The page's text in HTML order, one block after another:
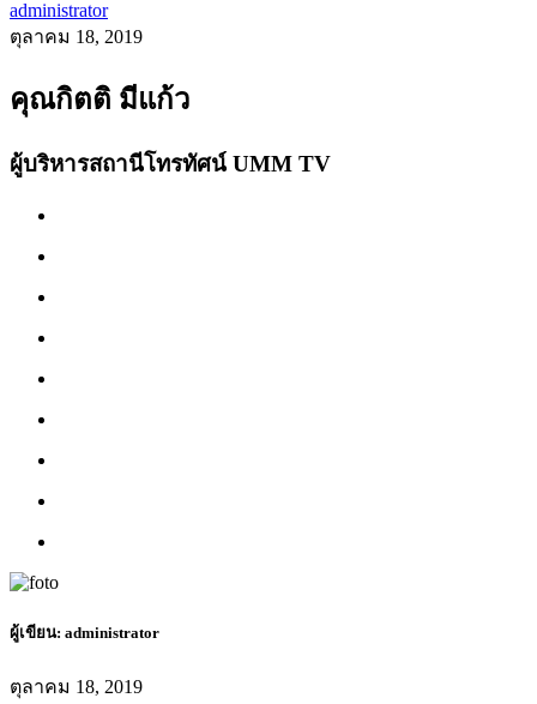
administrator
ตุลาคม 18, 2019
คุณกิตติ มีแก้ว
ผู้บริหารสถานีโทรทัศน์ UMM TV
ผู้เขียน: administrator
ตุลาคม 18, 2019